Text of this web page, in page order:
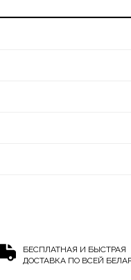
БЕСПЛАТНАЯ И БЫСТРАЯ
ДОСТАВКА ПО ВСЕЙ